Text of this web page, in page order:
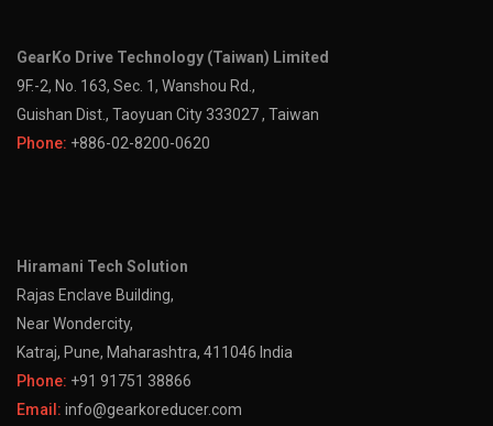
GearKo Drive Technology (Taiwan) Limited
9F.-2, No. 163, Sec. 1, Wanshou Rd.,
Guishan Dist., Taoyuan City 333027 , Taiwan
Phone: +886-02-8200-0620
Hiramani Tech Solution
Rajas Enclave Building,
Near Wondercity,
Katraj, Pune, Maharashtra, 411046 India
Phone: +91 91751 38866
Email: info@gearkoreducer.com